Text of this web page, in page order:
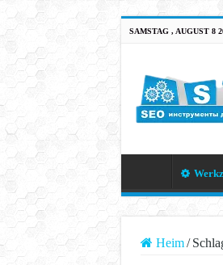
SAMSTAG , AUGUST 8
Heim /